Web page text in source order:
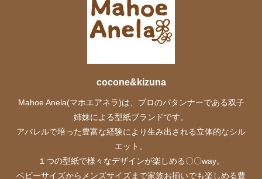
cocone&kizuna
Mahoe Anela(マホエアネラ)は、プロのパタンナーである双子
姉妹による型紙ブランドです。
アパレルで培った豊富な経験により生み出される立体的なシル
エット。
１つの型紙で様々なデザインが楽しめる〇〇way。
ベビーサイズからメンズサイズまで家族お揃いでも楽しめる豊